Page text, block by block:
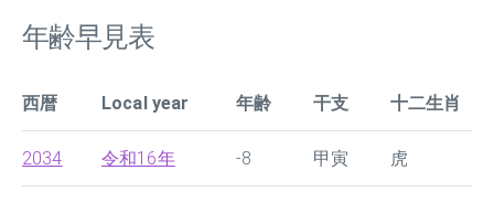
年齢早見表
西暦 Local year 年齢 干支 十二生肖
2034 令和16年 -8 甲寅 虎